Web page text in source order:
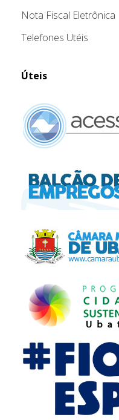
Nota Fiscal Eletrônica
Telefones Utéis
Úteis